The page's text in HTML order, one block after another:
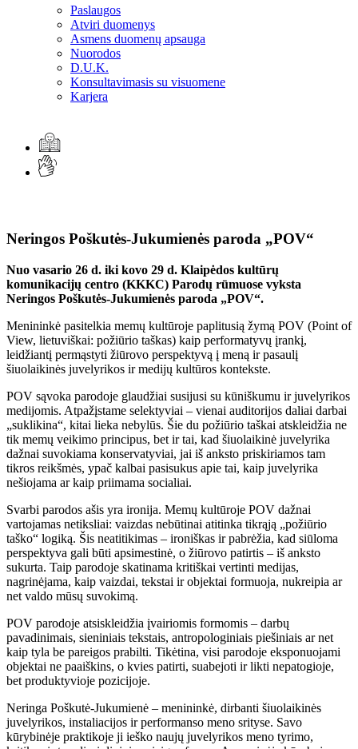
Paslaugos
Atviri duomenys
Asmens duomenų apsauga
Nuorodos
D.U.K.
Konsultavimasis su visuomene
Karjera
Neringos Poškutės-Jukumienės paroda „POV“
Nuo vasario 26 d. iki kovo 29 d. Klaipėdos kultūrų
komunikacijų centro (KKKC) Parodų rūmuose vyksta
Neringos Poškutės-Jukumienės paroda „POV“.
Menininkė pasitelkia memų kultūroje paplitusią žymą POV (Point of
View, lietuviškai: požiūrio taškas) kaip performatyvų įrankį,
leidžiantį permąstyti žiūrovo perspektyvą į meną ir pasaulį
šiuolaikinės juvelyrikos ir medijų kultūros kontekste.
POV sąvoka parodoje glaudžiai susijusi su kūniškumu ir juvelyrikos
medijomis. Atpažįstame selektyviai – vienai auditorijos daliai darbai
„suklikina“, kitai lieka nebylūs. Šie du požiūrio taškai atskleidžia ne
tik memų veikimo principus, bet ir tai, kad šiuolaikinė juvelyrika
dažnai suvokiama konservatyviai, jai iš anksto priskiriamos tam
tikros reikšmės, ypač kalbai pasisukus apie tai, kaip juvelyrika
nešiojama ar kaip priimama socialiai.
Svarbi parodos ašis yra ironija. Memų kultūroje POV dažnai
vartojamas netiksliai: vaizdas nebūtinai atitinka tikrąją „požiūrio
taško“ logiką. Šis neatitikimas – ironiškas ir pabrėžia, kad siūloma
perspektyva gali būti apsimestinė, o žiūrovo patirtis – iš anksto
sukurta. Taip parodoje skatinama kritiškai vertinti medijas,
nagrinėjama, kaip vaizdai, tekstai ir objektai formuoja, nukreipia ar
net valdo mūsų suvokimą.
POV parodoje atsiskleidžia įvairiomis formomis – darbų
pavadinimais, sieniniais tekstais, antropologiniais piešiniais ar net
kaip tyla be pareigos prabilti. Tikėtina, visi parodoje eksponuojami
objektai ne paaiškins, o kvies patirti, suabejoti ir likti nepatogioje,
bet produktyvioje pozicijoje.
Neringa Poškutė-Jukumienė – menininkė, dirbanti šiuolaikinės
juvelyrikos, instaliacijos ir performanso meno srityse. Savo
kūrybinėje praktikoje ji ieško naujų juvelyrikos meno tyrimo,